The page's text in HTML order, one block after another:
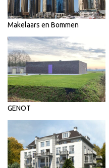
Makelaars en Bommen
GENOT